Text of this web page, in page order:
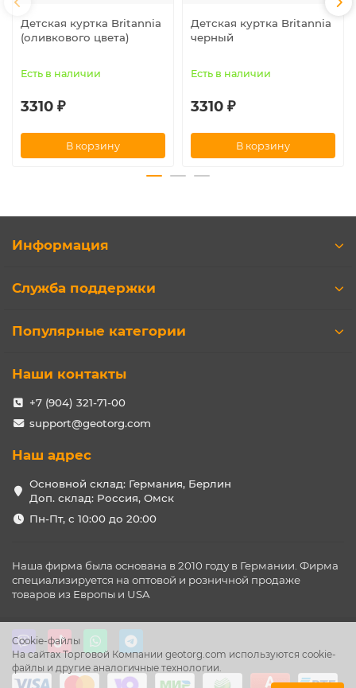
Детская куртка Britannia
(оливкового цвета)
Есть в наличии
3310 ₽
В корзину
Детская куртка Britannia
черный
Есть в наличии
3310 ₽
В корзину
Cookie-файлы
На сайтах Торговой Компании geotorg.com используются cookie-
файлы и другие аналогичные технологии.
Информация
Служба поддержки
Популярные категории
Наши контакты
+7 (904) 321-71-00
support@geotorg.com
Наш адрес
Основной склад: Германия, Берлин
Доп. склад: Россия, Омск
Пн-Пт, с 10:00 до 20:00
Наша фирма была основана в 2010 году в Германии. Фирма
специализируется на оптовой и розничной продаже
товаров из Европы и USA